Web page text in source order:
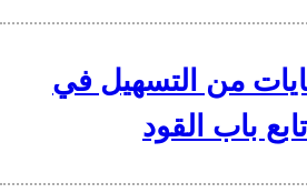
من التسهيل في